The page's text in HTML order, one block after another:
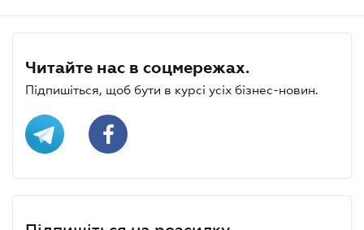
Читайте нас в соцмережах.
Підпишіться, щоб бути в курсі усіх бізнес-новин.